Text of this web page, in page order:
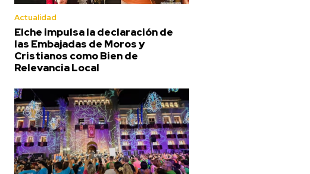
Actualidad
Elche impulsa la declaración de
las Embajadas de Moros y
Cristianos como Bien de
Relevancia Local